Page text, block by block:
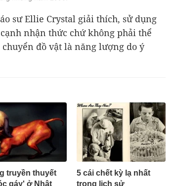
sư Ellie Crystal giải thích, sử dụng
nhận thức chứ không phải thể
đồ vật là năng lượng do ý
truyền thuyết
gáy' ở Nhật
5 cái chết kỳ lạ nhất
trong lịch sử